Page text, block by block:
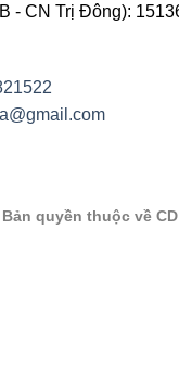
- CN Trị Đông):
Bản quyền thuộc về